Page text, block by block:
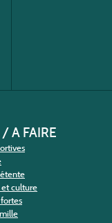
A FAIRE
culture